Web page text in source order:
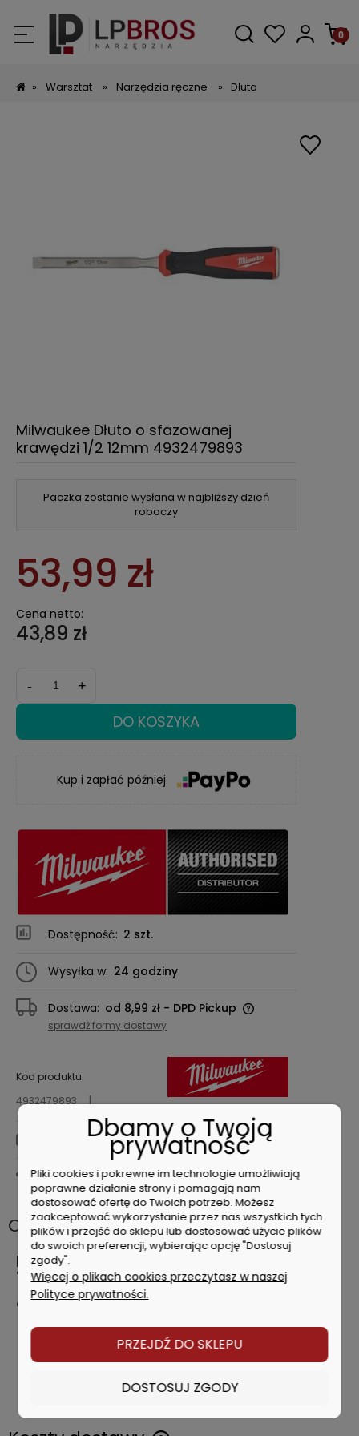
» Warsztat » Narzędzia ręczne » Dłuta
Paczka zostanie wysłana w najbliższy dzień
roboczy
Milwaukee Dłuto o sfazowanej
krawędzi 1/2 12mm 4932479893
53,99 zł
Cena netto:
43,89 zł
- +
DO KOSZYKA
Kup i zapłać później
Dostępność: 2 szt.
Wysyłka w: 24 godziny
Dostawa: od 8,99 zł - DPD Pickup
Cena nie zawiera ewentualnych kosztów
sprawdź formy dostawy
Kod produktu:
4932479893
zapytaj o produkt
poleć znajomemu
Opis
Milwaukee Dłuto o sfazowanej krawędzi
1/2 12mm 4932479893
Charakterystyka produktu
Rdzeń wykonany w całości z metalu.
Stalowa końcówka do pobijania.
Trwałe oznaczenia rozmiaru na ostrzu i rękojeści dla
Nakładka na ostrze do przechowywania.
Dbamy o Twoją
prywatność
Pliki cookies i pokrewne im technologie umożliwiają
poprawne działanie strony i pomagają nam
dostosować ofertę do Twoich potrzeb. Możesz
zaakceptować wykorzystanie przez nas wszystkich tych
plików i przejść do sklepu lub dostosować użycie plików
do swoich preferencji, wybierając opcję "Dostosuj
zgody".
Więcej o plikach cookies przeczytasz w naszej
Polityce prywatności.
PRZEJDŹ DO SKLEPU
DOSTOSUJ ZGODY